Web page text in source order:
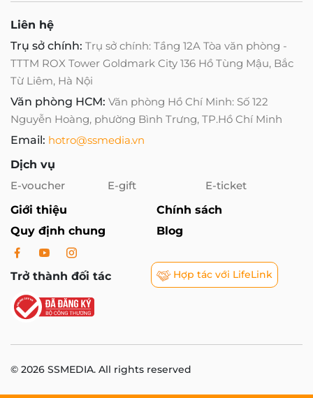
Liên hệ
Trụ sở chính: Trụ sở chính: Tầng 12A Tòa văn phòng -
TTTM ROX Tower Goldmark City 136 Hồ Tùng Mậu, Bắc
Từ Liêm, Hà Nội
Văn phòng HCM: Văn phòng Hồ Chí Minh: Số 122
Nguyễn Hoàng, phường Bình Trưng, TP.Hồ Chí Minh
Email: hotro@ssmedia.vn
Dịch vụ
E-voucher
E-gift
E-ticket
Giới thiệu
Chính sách
Quy định chung
Blog
Trở thành đối tác Hợp tác với LifeLink
© 2026 SSMEDIA. All rights reserved